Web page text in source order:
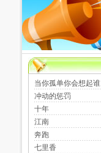
当你孤单你会想起谁
冲动的惩罚
十年
江南
奔跑
七里香